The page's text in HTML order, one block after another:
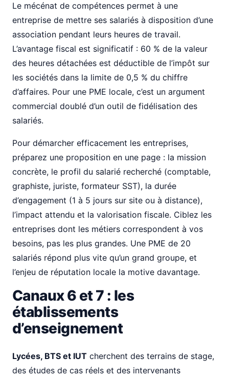
Le mécénat de compétences permet à une
entreprise de mettre ses salariés à disposition d’une
association pendant leurs heures de travail.
L’avantage fiscal est significatif : 60 % de la valeur
des heures détachées est déductible de l’impôt sur
les sociétés dans la limite de 0,5 % du chiffre
d’affaires. Pour une PME locale, c’est un argument
commercial doublé d’un outil de fidélisation des
salariés.
Pour démarcher efficacement les entreprises,
préparez une proposition en une page : la mission
concrète, le profil du salarié recherché (comptable,
graphiste, juriste, formateur SST), la durée
d’engagement (1 à 5 jours sur site ou à distance),
l’impact attendu et la valorisation fiscale. Ciblez les
entreprises dont les métiers correspondent à vos
besoins, pas les plus grandes. Une PME de 20
salariés répond plus vite qu’un grand groupe, et
l’enjeu de réputation locale la motive davantage.
Canaux 6 et 7 : les
établissements
d’enseignement
Lycées, BTS et IUT cherchent des terrains de stage,
des études de cas réels et des intervenants